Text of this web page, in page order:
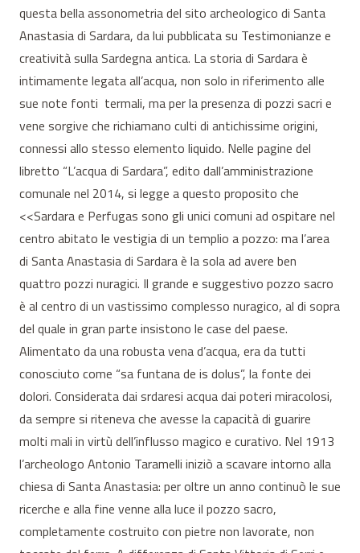
questa bella assonometria del sito archeologico di Santa
Anastasia di Sardara, da lui pubblicata su Testimonianze e
creatività sulla Sardegna antica. La storia di Sardara è
intimamente legata all’acqua, non solo in riferimento alle
sue note fonti termali, ma per la presenza di pozzi sacri e
vene sorgive che richiamano culti di antichissime origini,
connessi allo stesso elemento liquido. Nelle pagine del
libretto “L’acqua di Sardara”, edito dall’amministrazione
comunale nel 2014, si legge a questo proposito che
<<Sardara e Perfugas sono gli unici comuni ad ospitare nel
centro abitato le vestigia di un templio a pozzo: ma l’area
di Santa Anastasia di Sardara è la sola ad avere ben
quattro pozzi nuragici. Il grande e suggestivo pozzo sacro
è al centro di un vastissimo complesso nuragico, al di sopra
del quale in gran parte insistono le case del paese.
Alimentato da una robusta vena d’acqua, era da tutti
conosciuto come “sa funtana de is dolus”, la fonte dei
dolori. Considerata dai srdaresi acqua dai poteri miracolosi,
da sempre si riteneva che avesse la capacità di guarire
molti mali in virtù dell’influsso magico e curativo. Nel 1913
l’archeologo Antonio Taramelli iniziò a scavare intorno alla
chiesa di Santa Anastasia: per oltre un anno continuò le sue
ricerche e alla fine venne alla luce il pozzo sacro,
completamente costruito con pietre non lavorate, non